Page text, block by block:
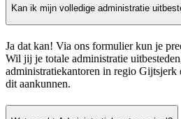
Kan ik mijn volledige administratie
Ja dat kan! Via ons formulier kun je
Wil jij je totale administratie
administratiekantoren in regio Gijtsjerk
dit aankunnen.